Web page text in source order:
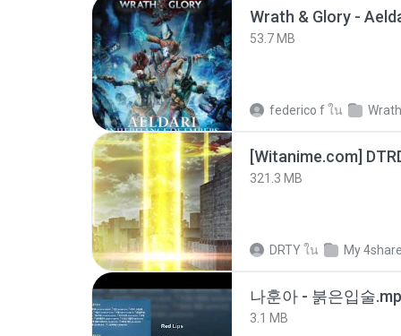
53.7 MB
federico fใน
[Witanime.com]
321.3 MB
DRTYใน My
나훈아 - 붉은입술
3.1 MB